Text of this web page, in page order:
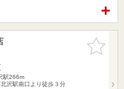
お気に入
りに追加
駅266m
沢駅南口より徒歩３分